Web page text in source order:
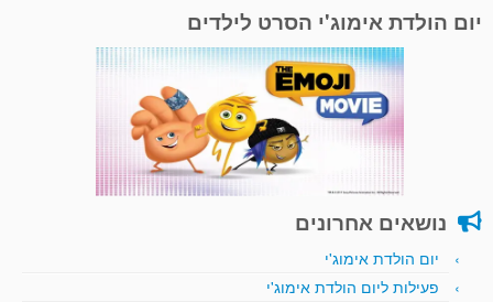
יום הולדת אימוג'י הסרט לילדים
נושאים אחרונים
יום הולדת אימוג'י
פעילות ליום הולדת אימוג'י